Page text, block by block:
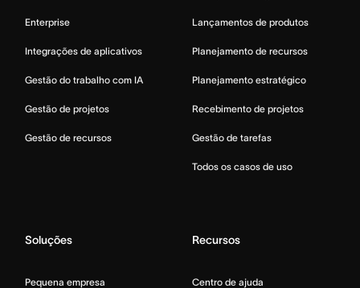
Enterprise
Integrações de aplicativos
Gestão do trabalho com IA
Gestão de projetos
Gestão de recursos
Lançamentos de produtos
Planejamento de recursos
Planejamento estratégico
Recebimento de projetos
Gestão de tarefas
Todos os casos de uso
Soluções
Pequena empresa
Recursos
Centro de ajuda